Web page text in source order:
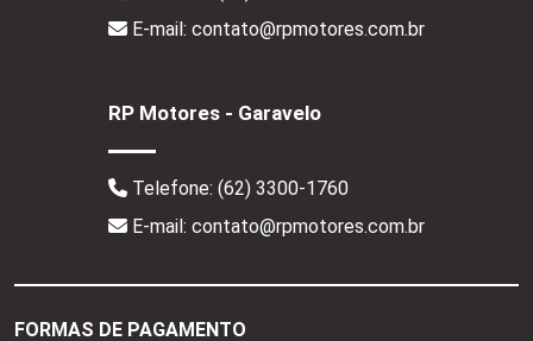
E-mail: contato@rpmotores.com.br
RP Motores - Garavelo
Telefone: (62) 3300-1760
E-mail: contato@rpmotores.com.br
FORMAS DE PAGAMENTO